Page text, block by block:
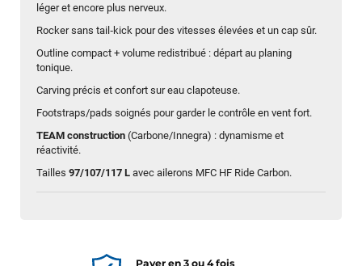
léger et encore plus nerveux.
Rocker sans tail‑kick pour des vitesses élevées et un cap sûr.
Outline compact + volume redistribué : départ au planing
tonique.
Carving précis et confort sur eau clapoteuse.
Footstraps/pads soignés pour garder le contrôle en vent fort.
TEAM construction (Carbone/Innegra) : dynamisme et
réactivité.
Tailles 97/107/117 L avec ailerons MFC HF Ride Carbon.
Payer en 3 ou 4 fois